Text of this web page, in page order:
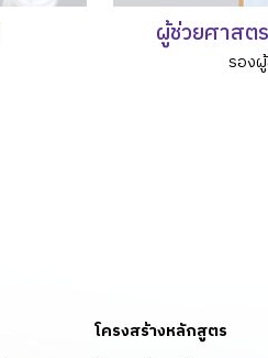
ผู้ช่วยศาสต
รองผู้
โครงสร้างหลักสูตร